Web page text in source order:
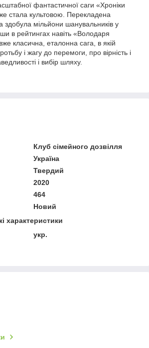
фантастичної саги «Хроніки
стала культовою. Перекладена
здобула мільйони шанувальників у
в рейтингах навіть «Володаря
класична, еталонна сага, в якій
і жагу до перемоги, про вірність і
і вибір шляху.
Клуб сімейного дозвілля
Україна
Твердий
2020
464
Новий
характеристики
укр.